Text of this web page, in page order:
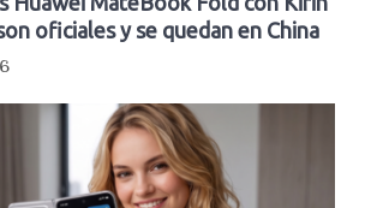
oficiales y se quedan en China